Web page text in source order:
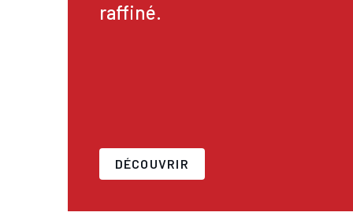
raffiné.
DÉCOUVRIR